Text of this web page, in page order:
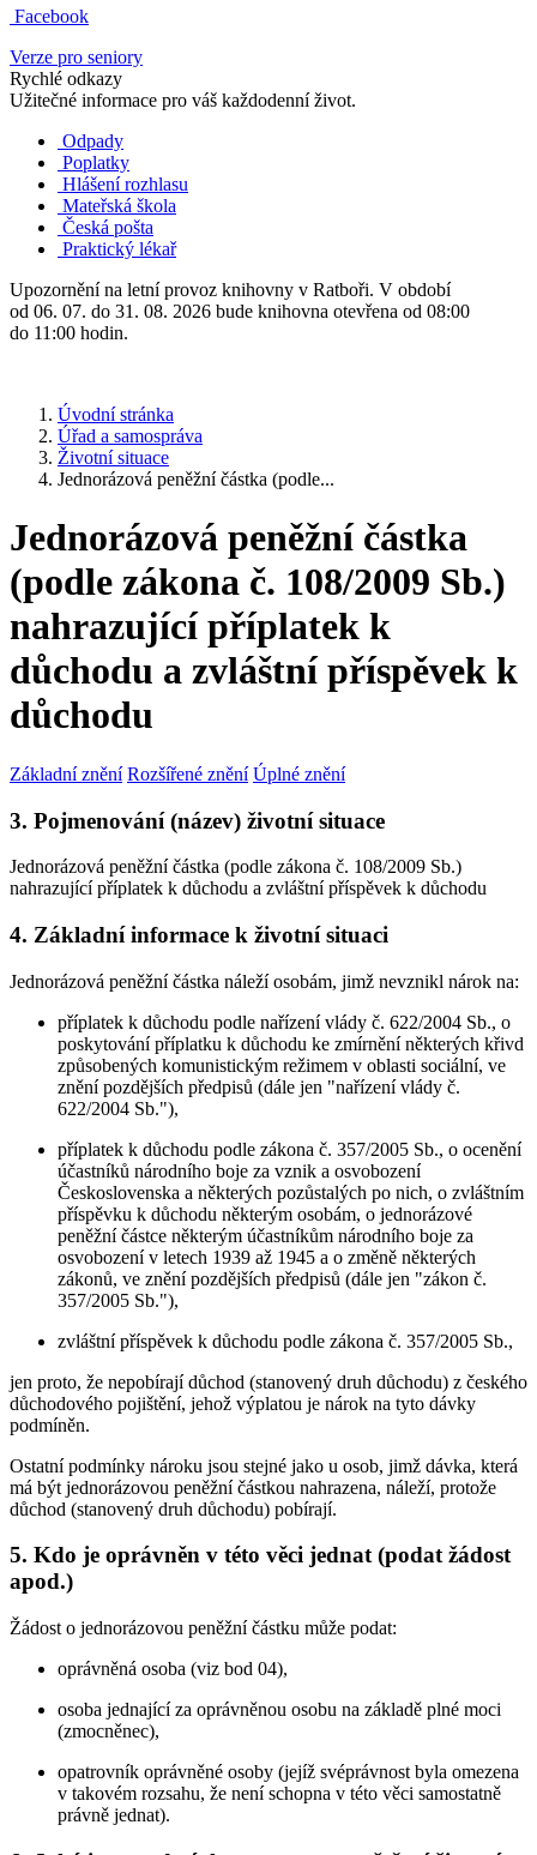
Facebook
Verze pro seniory
Rychlé odkazy
Užitečné informace pro váš každodenní život.
Odpady
Poplatky
Hlášení rozhlasu
Mateřská škola
Česká pošta
Praktický lékař
Upozornění na letní provoz knihovny v Ratboři. V období
od 06. 07. do 31. 08. 2026 bude knihovna otevřena od 08:00
do 11:00 hodin.
Úvodní stránka
Úřad a samospráva
Životní situace
Jednorázová peněžní částka (podle...
Jednorázová peněžní částka
(podle zákona č. 108/2009 Sb.)
nahrazující příplatek k
důchodu a zvláštní příspěvek k
důchodu
Základní znění Rozšířené znění Úplné znění
3. Pojmenování (název) životní situace
Jednorázová peněžní částka (podle zákona č. 108/2009 Sb.)
nahrazující příplatek k důchodu a zvláštní příspěvek k důchodu
4. Základní informace k životní situaci
Jednorázová peněžní částka náleží osobám, jimž nevznikl nárok na:
příplatek k důchodu podle nařízení vlády č. 622/2004 Sb., o
poskytování příplatku k důchodu ke zmírnění některých křivd
způsobených komunistickým režimem v oblasti sociální, ve
znění pozdějších předpisů (dále jen "nařízení vlády č.
622/2004 Sb."),
příplatek k důchodu podle zákona č. 357/2005 Sb., o ocenění
účastníků národního boje za vznik a osvobození
Československa a některých pozůstalých po nich, o zvláštním
příspěvku k důchodu některým osobám, o jednorázové
peněžní částce některým účastníkům národního boje za
osvobození v letech 1939 až 1945 a o změně některých
zákonů, ve znění pozdějších předpisů (dále jen "zákon č.
357/2005 Sb."),
zvláštní příspěvek k důchodu podle zákona č. 357/2005 Sb.,
jen proto, že nepobírají důchod (stanovený druh důchodu) z českého
důchodového pojištění, jehož výplatou je nárok na tyto dávky
podmíněn.
Ostatní podmínky nároku jsou stejné jako u osob, jimž dávka, která
má být jednorázovou peněžní částkou nahrazena, náleží, protože
důchod (stanovený druh důchodu) pobírají.
5. Kdo je oprávněn v této věci jednat (podat žádost
apod.)
Žádost o jednorázovou peněžní částku může podat:
oprávněná osoba (viz bod 04),
osoba jednající za oprávněnou osobu na základě plné moci
(zmocněnec),
opatrovník oprávněné osoby (jejíž svéprávnost byla omezena
v takovém rozsahu, že není schopna v této věci samostatně
právně jednat).